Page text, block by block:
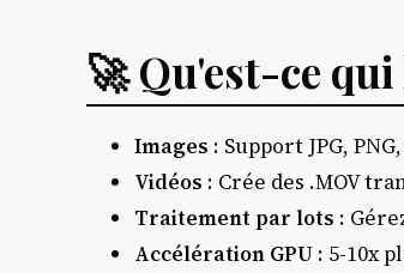
🚀 Qu'est-ce
Images : Support JPG,
Vidéos : Crée des .MOV
Traitement par lots :
Accélération GPU : 5-10x